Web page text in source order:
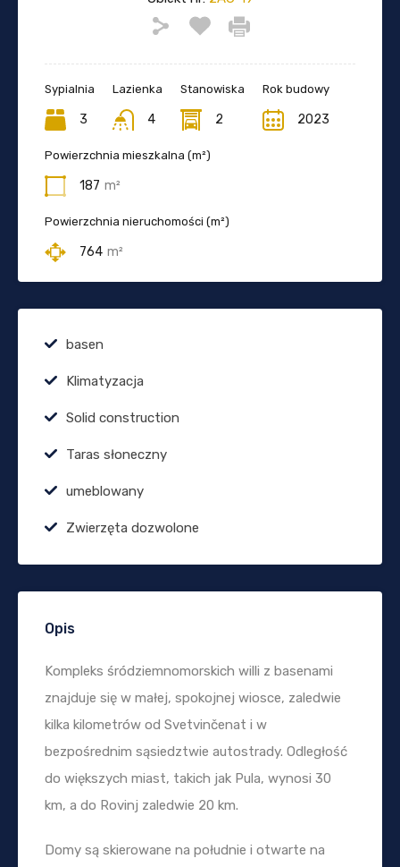
Sypialnia
3
Lazienka
4
Stanowiska
2
Rok budowy
2023
Powierzchnia mieszkalna (m²)
187 m²
Powierzchnia nieruchomości (m²)
764 m²
basen
Klimatyzacja
Solid construction
Taras słoneczny
umeblowany
Zwierzęta dozwolone
Opis
Kompleks śródziemnomorskich willi z basenami
znajduje się w małej, spokojnej wiosce, zaledwie
kilka kilometrów od Svetvinčenat i w
bezpośrednim sąsiedztwie autostrady. Odległość
do większych miast, takich jak Pula, wynosi 30
km, a do Rovinj zaledwie 20 km.
Domy są skierowane na południe i otwarte na